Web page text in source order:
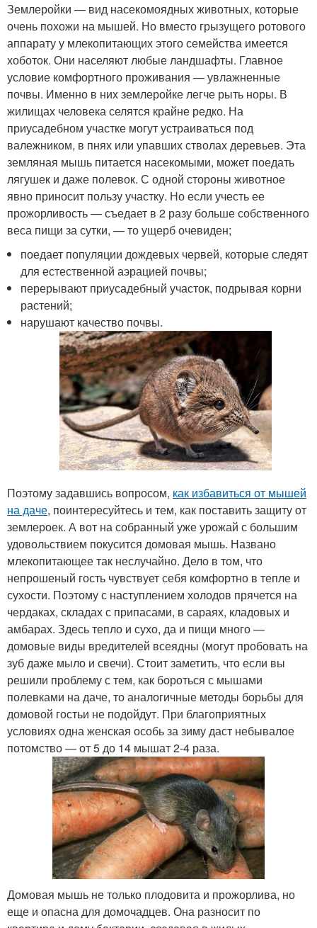
Землеройки — вид насекомоядных животных, которые
очень похожи на мышей. Но вместо грызущего ротового
аппарату у млекопитающих этого семейства имеется
хоботок. Они населяют любые ландшафты. Главное
условие комфортного проживания — увлажненные
почвы. Именно в них землеройке легче рыть норы. В
жилищах человека селятся крайне редко. На
приусадебном участке могут устраиваться под
валежником, в пнях или упавших стволах деревьев. Эта
земляная мышь питается насекомыми, может поедать
лягушек и даже полевок. С одной стороны животное
явно приносит пользу участку. Но если учесть ее
прожорливость — съедает в 2 разу больше собственного
веса пищи за сутки, — то ущерб очевиден;
поедает популяции дождевых червей, которые следят
для естественной аэрацией почвы;
перерывают приусадебный участок, подрывая корни
растений;
нарушают качество почвы.
Поэтому задавшись вопросом, как избавиться от мышей
на даче, поинтересуйтесь и тем, как поставить защиту от
землероек. А вот на собранный уже урожай с большим
удовольствием покусится домовая мышь. Названо
млекопитающее так неслучайно. Дело в том, что
непрошеный гость чувствует себя комфортно в тепле и
сухости. Поэтому с наступлением холодов прячется на
чердаках, складах с припасами, в сараях, кладовых и
амбарах. Здесь тепло и сухо, да и пищи много —
домовые виды вредителей всеядны (могут пробовать на
зуб даже мыло и свечи). Стоит заметить, что если вы
решили проблему с тем, как бороться с мышами
полевками на даче, то аналогичные методы борьбы для
домовой гостьи не подойдут. При благоприятных
условиях одна женская особь за зиму даст небывалое
потомство — от 5 до 14 мышат 2-4 раза.
Домовая мышь не только плодовита и прожорлива, но
еще и опасна для домочадцев. Она разносит по